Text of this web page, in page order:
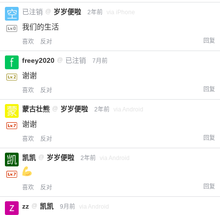
已注销 @ 岁岁便啦 2年前 via iPhone
我们的生活
喜欢 反对 回复
freey2020 @ 已注销 7月前
谢谢
喜欢 反对 回复
蒙古壮熊 @ 岁岁便啦 2年前 via Android
谢谢
喜欢 反对 回复
凯凯 @ 岁岁便啦 2年前 via Android
喜欢 反对 回复
zz @ 凯凯 9月前 via Android